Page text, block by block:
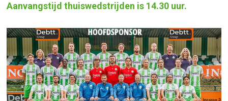
Aanvangstijd thuiswedstrijden is 14.30 uur.